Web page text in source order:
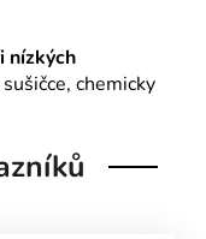
nízkých
chemicky